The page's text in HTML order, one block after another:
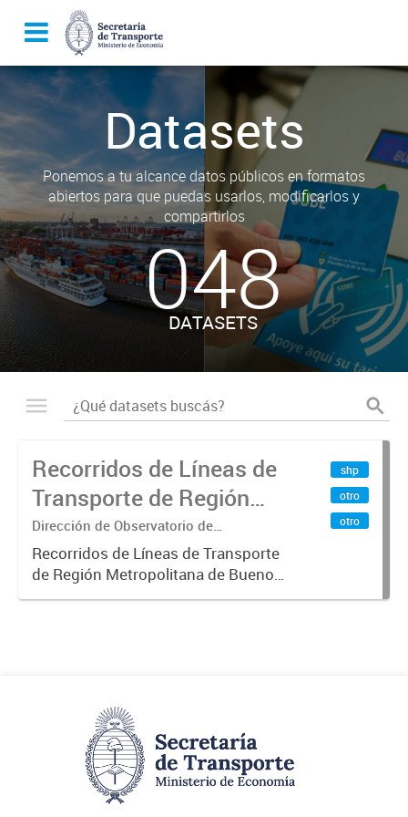
Datasets
Ponemos a tu alcance datos públicos en formatos
abiertos para que puedas usarlos, modificarlos y
compartirlos
048
DATASETS
Recorridos de Líneas de
Transporte de Región
Metropolitana de
Buenos Aires (RMBA)
Dirección de Observatorio de
Transporte, Estudio y Sistemas
Recorridos de Líneas de Transporte
de Región Metropolitana de Buenos
Aires (RMBA).-
shp
otro
otro